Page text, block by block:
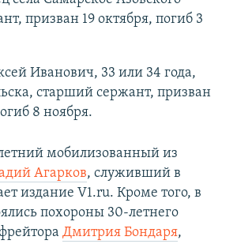
призван 19 октября, погиб 3
Иванович, 33 или 34 года,
старший сержант, призван
8 ноября.
мобилизованный из
Агарков, служивший в
издание V1.ru. Кроме того, в
похороны 30-летнего
Дмитрия Бондаря,